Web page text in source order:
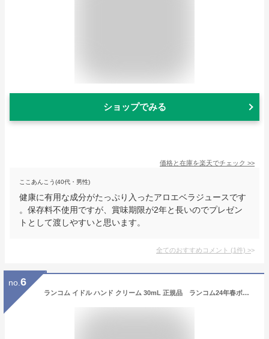
ショップでみる
価格と在庫を楽天でチェック >>
ここあんこう(40代・男性)
健康に有用な成分がたっぷり入ったアロエベラジュースです
。保存料不使用ですが、賞味期限が2年と長いのでプレゼン
トとして渡しやすいと思います。
全てのおすすめコメント (1件) >
no. 6
ランコム イドル ハンド クリーム 30mL 正規品 ランコム24年春ボディケア、“フローラル香る”「イドル」新作ハンドクリームで潤った手肌へ